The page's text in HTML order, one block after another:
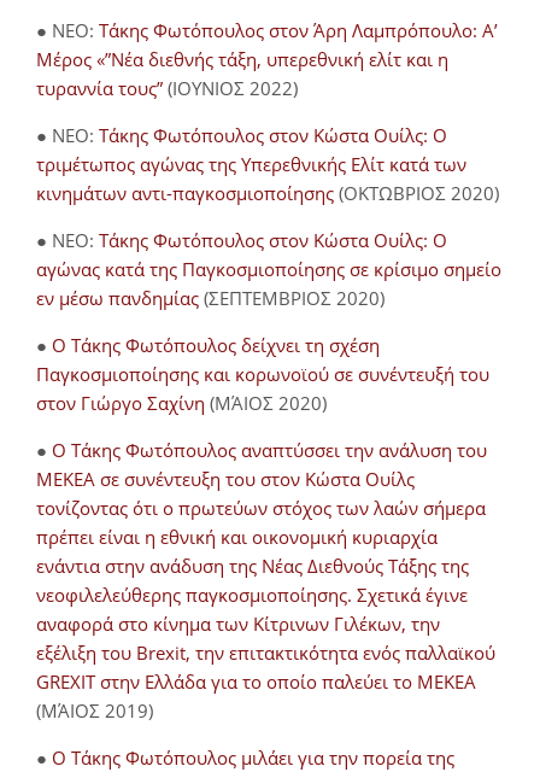
● NEO: Τάκης Φωτόπουλος στον Άρη Λαμπρόπουλο: Α’
Μέρος «”Νέα διεθνής τάξη, υπερεθνική ελίτ και η
τυραννία τους” (ΙΟΥΝΙΟΣ 2022)
● NEO: Τάκης Φωτόπουλος στον Κώστα Ουίλς: Ο
τριμέτωπος αγώνας της Υπερεθνικής Ελίτ κατά των
κινημάτων αντι-παγκοσμιοποίησης (ΟΚΤΩΒΡΙΟΣ 2020)
● NEO: Τάκης Φωτόπουλος στον Κώστα Ουίλς: Ο
αγώνας κατά της Παγκοσμιοποίησης σε κρίσιμο σημείο
εν μέσω πανδημίας (ΣΕΠΤΕΜΒΡΙΟΣ 2020)
● Ο Τάκης Φωτόπουλος δείχνει τη σχέση
Παγκοσμιοποίησης και κορωνοϊού σε συνέντευξή του
στον Γιώργο Σαχίνη (ΜΆΙΟΣ 2020)
● O Τάκης Φωτόπουλος αναπτύσσει την ανάλυση του
ΜΕΚΕΑ σε συνέντευξη του στον Κώστα Ουίλς
τονίζοντας ότι ο πρωτεύων στόχος των λαών σήμερα
πρέπει είναι η εθνική και οικονομική κυριαρχία
ενάντια στην ανάδυση της Νέας Διεθνούς Τάξης της
νεοφιλελεύθερης παγκοσμιοποίησης. Σχετικά έγινε
αναφορά στο κίνημα των Κίτρινων Γιλέκων, την
εξέλιξη του Brexit, την επιτακτικότητα ενός παλλαϊκού
GREXIT στην Ελλάδα για το οποίο παλεύει το ΜΕΚΕΑ
(ΜΆΙΟΣ 2019)
● Ο Τάκης Φωτόπουλος μιλάει για την πορεία της